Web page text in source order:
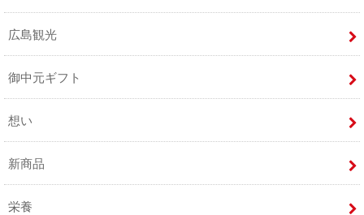
広島観光
御中元ギフト
想い
新商品
栄養